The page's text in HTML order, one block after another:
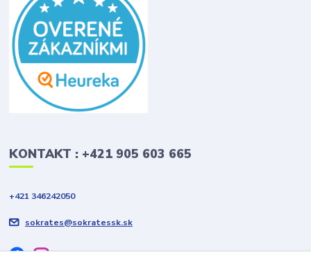
KONTAKT : +421 905 603 665
+421 346242050
sokrates@sokratessk.sk